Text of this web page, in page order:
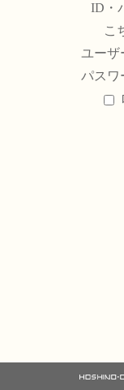
ID・
こ
ユーザ
パスワ